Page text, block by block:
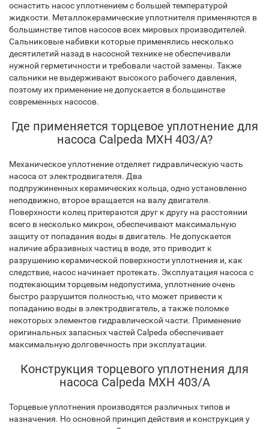
оснастить насос уплотнением с большей температурой
жидкости. Металлокерамические уплотнителя применяются в
большинстве типов насосов всех мировых производителей.
Сальниковые набивки которые применялись несколько
десятилетий назад в насосной технике не обеспечивали
нужной герметичности и требовали частой замены. Также
сальники не выдерживают высокого рабочего давления,
поэтому их применение не допускается в большинстве
современных насосов.
Где применяется торцевое уплотнение для
насоса Calpeda MXH 403/A?
Механическое уплотнение отделяет гидравлическую часть
насоса от электродвигателя. Два
подпружиненных керамических кольца, одно установленно
неподвижно, второе вращается на валу двигателя.
Поверхности колец притераются друг к другу на расстоянии
всего в несколько микрон, обеспечивают максимальную
защиту от попадания воды в двигатель. Не допускается
наличие абразивных частиц в воде, это приводит к
разрушению керамической поверхности уплотнения и, как
следствие, насос начинает протекать. Эксплуатация насоса с
подтекающим торцевым недопустима, уплотнение очень
быстро разрушится полностью, что может привести к
попаданию воды в электродвигатель, а также поломке
некоторых элементов гидравлической части. Применение
оригинальных запасных частей Calpeda обеспечивает
максимальную долговечность при эксплуатации.
Конструкция торцевого уплотнения для
насоса Calpeda MXH 403/A
Торцевые уплотнения производятся различных типов и
назначения. Но основной принцип действия и конструкция у